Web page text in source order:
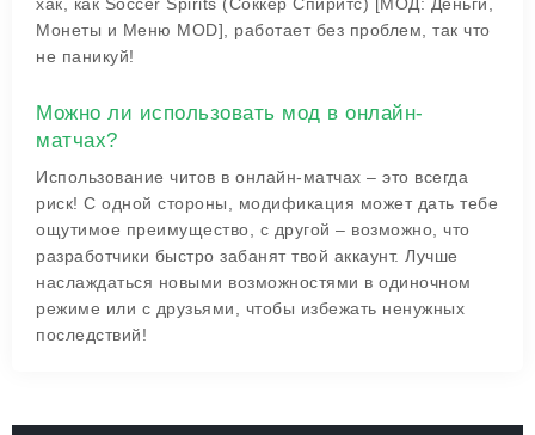
Монеты и Меню MOD], работает без проблем, так что
не паникуй!
Можно ли использовать мод в онлайн-
матчах?
Использование читов в онлайн-матчах – это всегда
риск! С одной стороны, модификация может дать тебе
ощутимое преимущество, с другой – возможно, что
разработчики быстро забанят твой аккаунт. Лучше
наслаждаться новыми возможностями в одиночном
режиме или с друзьями, чтобы избежать ненужных
последствий!